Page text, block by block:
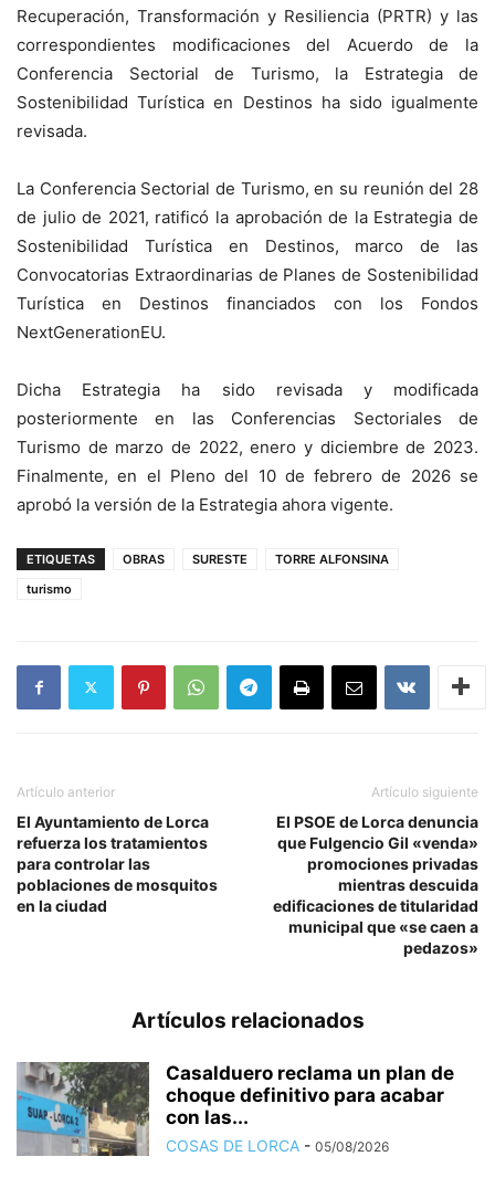
Recuperación, Transformación y Resiliencia (PRTR) y las
correspondientes modificaciones del Acuerdo de la
Conferencia Sectorial de Turismo, la Estrategia de
Sostenibilidad Turística en Destinos ha sido igualmente
revisada.
La Conferencia Sectorial de Turismo, en su reunión del 28
de julio de 2021, ratificó la aprobación de la Estrategia de
Sostenibilidad Turística en Destinos, marco de las
Convocatorias Extraordinarias de Planes de Sostenibilidad
Turística en Destinos financiados con los Fondos
NextGenerationEU.
Dicha Estrategia ha sido revisada y modificada
posteriormente en las Conferencias Sectoriales de
Turismo de marzo de 2022, enero y diciembre de 2023.
Finalmente, en el Pleno del 10 de febrero de 2026 se
aprobó la versión de la Estrategia ahora vigente.
ETIQUETAS OBRAS SURESTE
TORRE ALFONSINA
turismo
Artículo anterior
El Ayuntamiento de Lorca
refuerza los tratamientos
para controlar las
poblaciones de mosquitos
en la ciudad
Artículo siguiente
El PSOE de Lorca denuncia
que Fulgencio Gil «venda»
promociones privadas
mientras descuida
edificaciones de titularidad
municipal que «se caen a
pedazos»
Artículos relacionados
Casalduero reclama un plan de
choque definitivo para acabar
con las...
COSAS DE LORCA - 05/08/2026